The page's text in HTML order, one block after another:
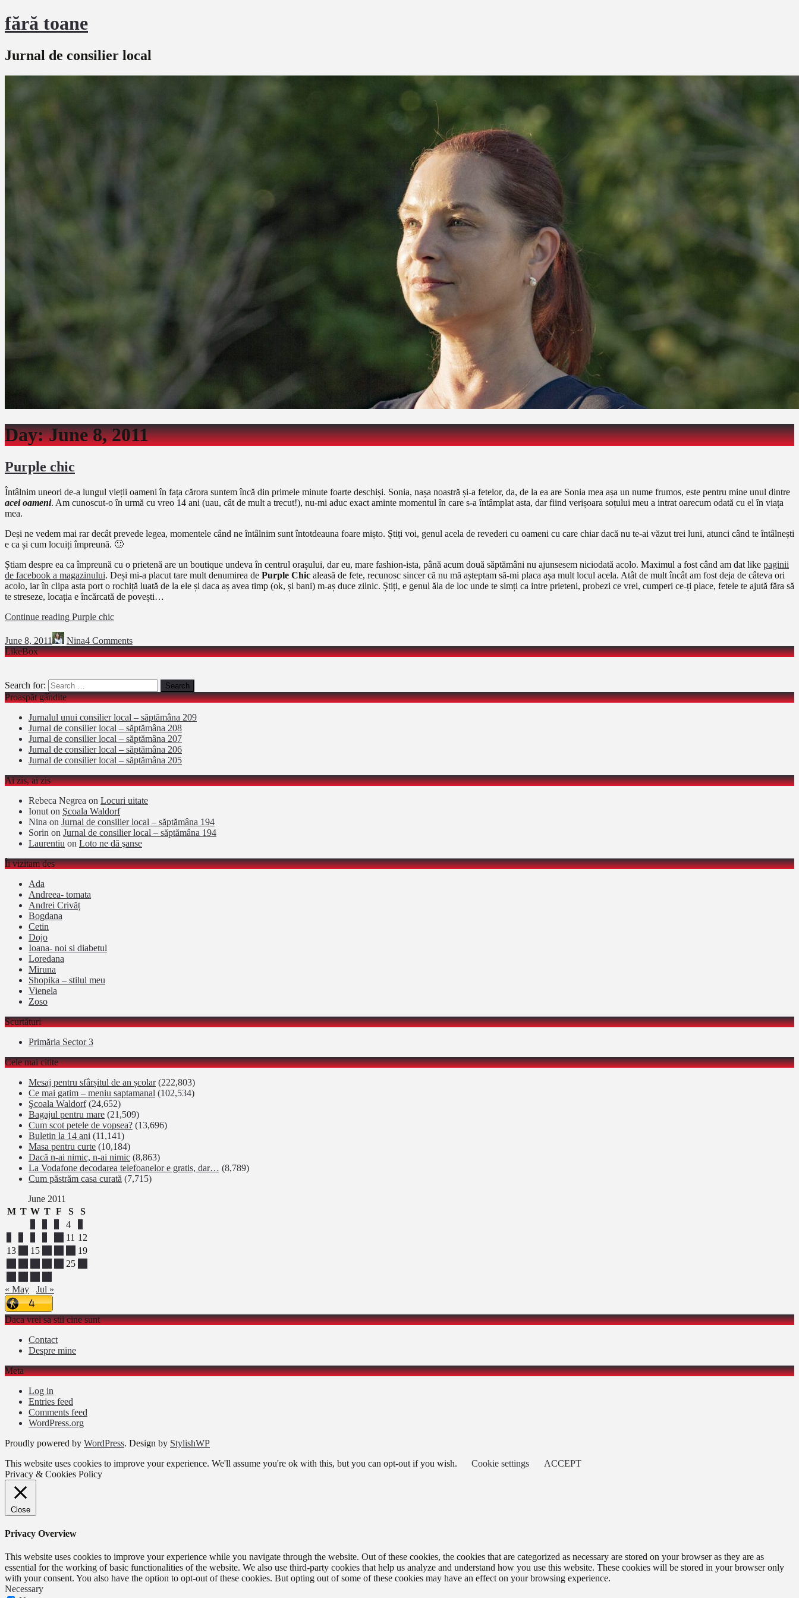
fără toane
Jurnal de consilier local
Day:June 8, 2011
Purple chic
Întâlnim uneori de-a lungul vieții oameni în fața cărora suntem încă din primele minute foarte deschiși. Sonia, nașa noastră și-a fetelor, da, de la ea are Sonia mea așa un nume frumos, este pentru mine unul dintre
acei oameni. Am cunoscut-o în urmă cu vreo 14 ani (uau, cât de mult a trecut!), nu-mi aduc exact aminte momentul în care s-a întâmplat asta, dar fiind verișoara soțului meu a intrat oarecum odată cu el în viața
mea.
Deși ne vedem mai rar decât prevede legea, momentele când ne întâlnim sunt întotdeauna foare mișto. Știți voi, genul acela de revederi cu oameni cu care chiar dacă nu te-ai văzut trei luni, atunci când te întâlnești
e ca și cum locuiți împreună. 🙂
Știam despre ea ca împreună cu o prietenă are un boutique undeva în centrul orașului, dar eu, mare fashion-ista, până acum două săptămâni nu ajunsesem niciodată acolo. Maximul a fost când am dat like paginii
de facebook a magazinului. Deși mi-a placut tare mult denumirea de Purple Chic aleasă de fete, recunosc sincer că nu mă așteptam să-mi placa așa mult locul acela. Atât de mult încât am fost deja de câteva ori
acolo, iar în clipa asta port o rochiță luată de la ele și daca aș avea timp (ok, și bani) m-aș duce zilnic. Știți, e genul ăla de loc unde te simți ca intre prieteni, probezi ce vrei, cumperi ce-ți place, fetele te ajută făra să
te streseze, locația e încărcată de povești…
Continue reading Purple chic
June 8, 2011 Nina4 Comments
LikeBox
Search for:
Proaspăt gândite
Jurnalul unui consilier local – săptămâna 209
Jurnal de consilier local – săptămâna 208
Jurnal de consilier local – săptămâna 207
Jurnal de consilier local – săptămâna 206
Jurnal de consilier local – săptămâna 205
Ai zis, ai zis
Rebeca Negrea on Locuri uitate
Ionut on Şcoala Waldorf
Nina on Jurnal de consilier local – săptămâna 194
Sorin on Jurnal de consilier local – săptămâna 194
Laurentiu on Loto ne dă şanse
Îi vizitam des
Ada
Andreea- tomata
Andrei Crivăț
Bogdana
Cetin
Dojo
Ioana- noi si diabetul
Loredana
Miruna
Shopika – stilul meu
Vienela
Zoso
Scurtături
Primăria Sector 3
Cele mai citite
Mesaj pentru sfârșitul de an școlar (222,803)
Ce mai gatim – meniu saptamanal (102,534)
Şcoala Waldorf (24,652)
Bagajul pentru mare (21,509)
Cum scot petele de vopsea? (13,696)
Buletin la 14 ani (11,141)
Masa pentru curte (10,184)
Dacă n-ai nimic, n-ai nimic (8,863)
La Vodafone decodarea telefoanelor e gratis, dar… (8,789)
Cum păstrăm casa curată (7,715)
June 2011
M T W T F S
S
4
11 12
13
15
19
25
« May
Jul »
Daca vrei sa stii cine sunt
Contact
Despre mine
Meta
Log in
Entries feed
Comments feed
WordPress.org
Proudly powered by WordPress. Design by StylishWP
This website uses cookies to improve your experience. We'll assume you're ok with this, but you can opt-out if you wish.
Cookie settings
ACCEPT
Privacy & Cookies Policy
Close
Privacy Overview
This website uses cookies to improve your experience while you navigate through the website. Out of these cookies, the cookies that are categorized as necessary are stored on your browser as they are as
essential for the working of basic functionalities of the website. We also use third-party cookies that help us analyze and understand how you use this website. These cookies will be stored in your browser only
with your consent. You also have the option to opt-out of these cookies. But opting out of some of these cookies may have an effect on your browsing experience.
Necessary